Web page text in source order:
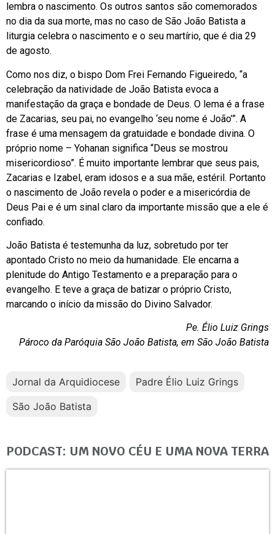
lembra o nascimento. Os outros santos são comemorados
no dia da sua morte, mas no caso de São João Batista a
liturgia celebra o nascimento e o seu martírio, que é dia 29
de agosto.
Como nos diz, o bispo Dom Frei Fernando Figueiredo, “a
celebração da natividade de João Batista evoca a
manifestação da graça e bondade de Deus. O lema é a frase
de Zacarias, seu pai, no evangelho ‘seu nome é João’”. A
frase é uma mensagem da gratuidade e bondade divina. O
próprio nome – Yohanan significa “Deus se mostrou
misericordioso”. É muito importante lembrar que seus pais,
Zacarias e Izabel, eram idosos e a sua mãe, estéril. Portanto
o nascimento de João revela o poder e a misericórdia de
Deus Pai e é um sinal claro da importante missão que a ele é
confiado.
João Batista é testemunha da luz, sobretudo por ter
apontado Cristo no meio da humanidade. Ele encarna a
plenitude do Antigo Testamento e a preparação para o
evangelho. E teve a graça de batizar o próprio Cristo,
marcando o início da missão do Divino Salvador.
Pe. Élio Luiz Grings
Pároco da Paróquia São João Batista, em São João Batista
Jornal da Arquidiocese
Padre Élio Luiz Grings
São João Batista
PODCAST: UM NOVO CÉU E UMA NOVA TERRA